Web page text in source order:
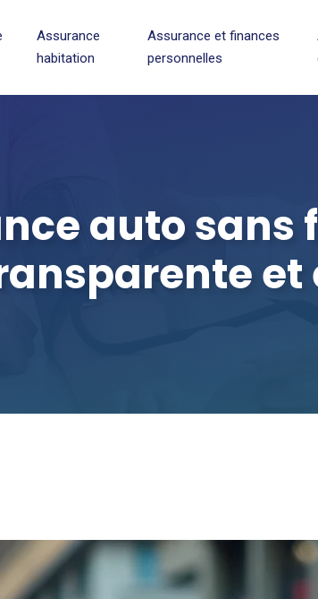
Assurance
habitation
Assurance et finances
personnelles
auto sans
et